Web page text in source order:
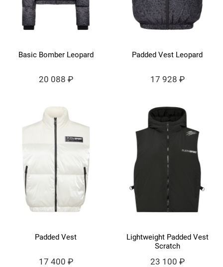
Basic Bomber Leopard
20 088 ₽
Padded Vest Leopard
17 928 ₽
Padded Vest
17 400 ₽
Lightweight Padded Vest
Scratch
23 100 ₽